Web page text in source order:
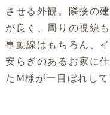
させる外観。隣接の
が良く、周りの視線
事動線はもちろん、
安らぎのあるお家に
たM様が一目ぼれし